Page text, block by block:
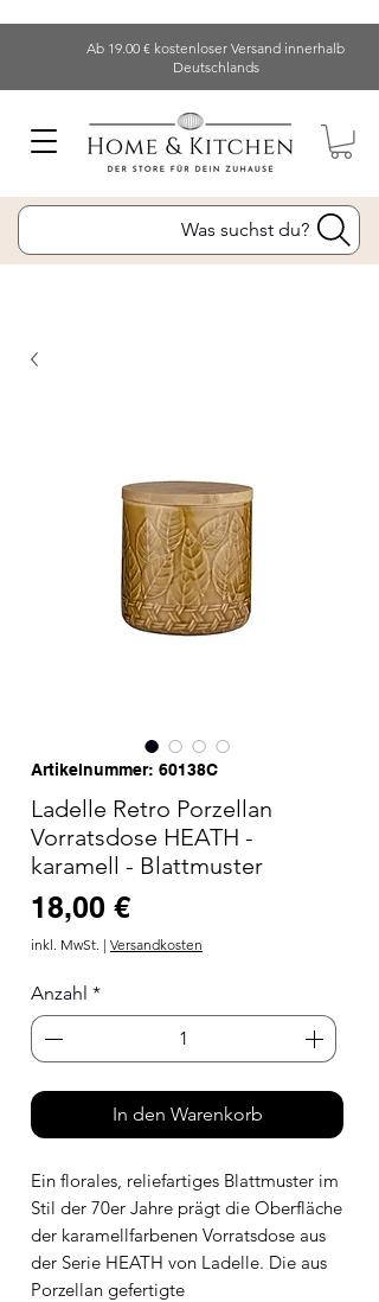
Ab 19.00 € kostenloser Versand innerhalb
Deutschlands
Was suchst du?
Artikelnummer: 60138C
Ladelle Retro Porzellan
Vorratsdose HEATH -
karamell - Blattmuster
18,00 €Preis
inkl. MwSt. | Versandkosten
Anzahl *
In den Warenkorb
Ein florales, reliefartiges Blattmuster im
Stil der 70er Jahre prägt die Oberfläche
der karamellfarbenen Vorratsdose aus
der Serie HEATH von Ladelle. Die aus
Porzellan gefertigte